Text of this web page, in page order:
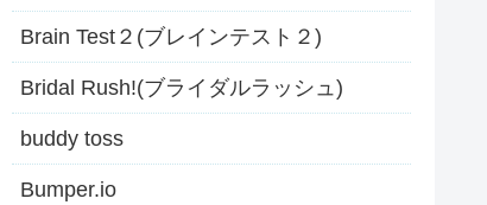
Brain Test２(ブレインテスト２)
Bridal Rush!(ブライダルラッシュ)
buddy toss
Bumper.io